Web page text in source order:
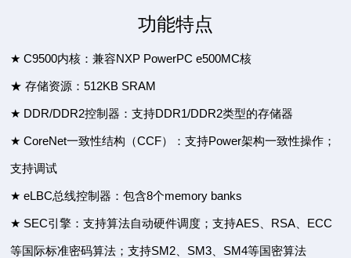
功能特点
★ C9500内核：兼容NXP PowerPC e500MC核
★ 存储资源：512KB SRAM
★ DDR/DDR2控制器：支持DDR1/DDR2类型的存储器
★ CoreNet一致性结构（CCF）：支持Power架构一致性操作；
支持调试
★ eLBC总线控制器：包含8个memory banks
★ SEC引擎：支持算法自动硬件调度；支持AES、RSA、ECC
等国际标准密码算法；支持SM2、SM3、SM4等国密算法